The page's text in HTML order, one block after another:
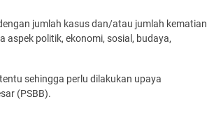
jumlah kasus dan/atau jumlah kematian
politik, ekonomi, sosial, budaya,
sehingga perlu dilakukan upaya
(PSBB).